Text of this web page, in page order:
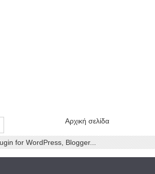
Αρχική σελίδα